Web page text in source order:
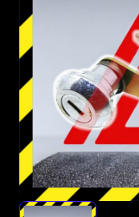
Dengan
dengan